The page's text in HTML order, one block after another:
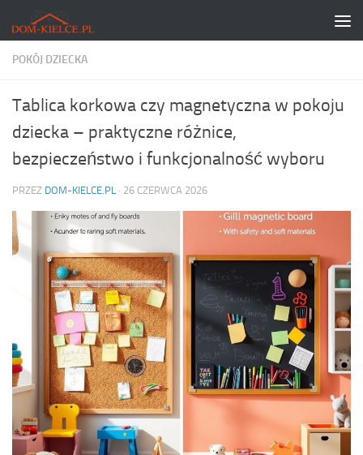
Skip to content
POKÓJ DZIECKA
Tablica korkowa czy magnetyczna w pokoju
dziecka – praktyczne różnice,
bezpieczeństwo i funkcjonalność wyboru
PRZEZ DOM-KIELCE.PL · 26 CZERWCA 2026